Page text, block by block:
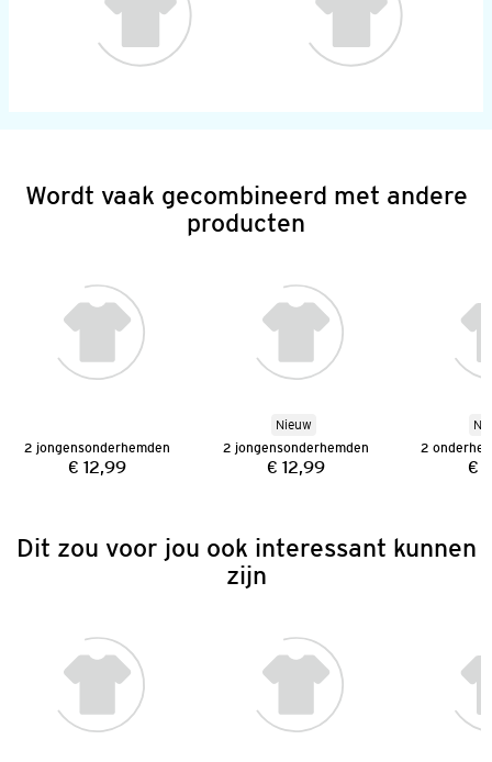
Wordt vaak gecombineerd met andere
producten
2 jongensonderhemden
Prijs:
€ 12,99
Nieuw
2 jongensonderhemden
Prijs:
€ 12,99 €
Dit zou voor jou ook interessant kunnen
zijn